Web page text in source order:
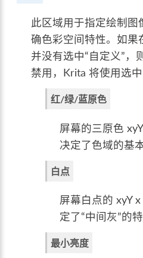
此区域用于指定绘制
确色彩空间特性。如果
并没有选中“自定义”，
禁用，Krita 将使用选
红/绿/蓝原色
屏幕的三原色
决定了色域的基
白点
屏幕白点的 xyY
定了“中间灰”的特
最小亮度